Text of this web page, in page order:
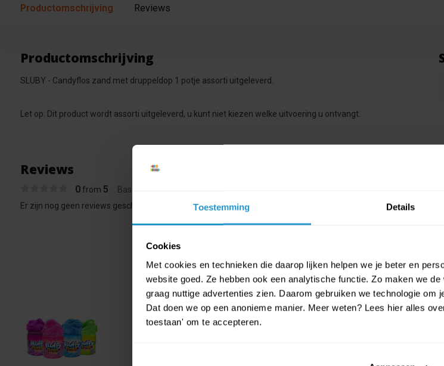
Toestemming Details
Cookies
Met cookies en technieken die daarop lijken helpen we je beter en
website goed. Ze hebben ook een analytische functie. Zo maken we
graag nuttige advertenties zien. Daarom gebruiken we technologie om
Dat doen we op een anonieme manier. Meer weten? Lees hier alles
toestaan' om te accepteren.
Productomschrijving Reviews
Productomschrijving
SLUBY - Candyflos zand met druppeldop 1 potje assorti uitgeleverd.
Let op: Dit product wordt assorti uitgeleverd, u kunt niet kiezen welke uitvoering u ontvangt.
Reviews
0from 5 Based on 0 reviews
Er zijn nog geen reviews geschreven over dit product..
€ 1,49
SLUBY - Candyflos zand met